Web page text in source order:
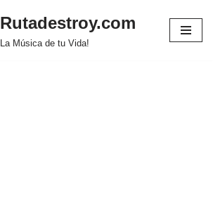
Rutadestroy.com
La Música de tu Vida!